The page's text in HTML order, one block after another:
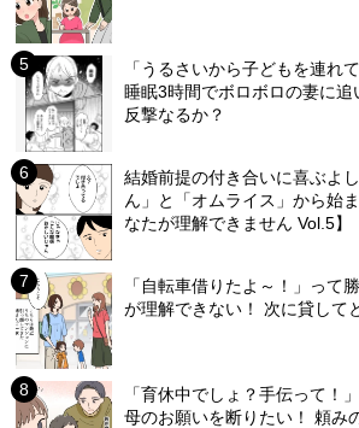
「うるさいから子どもを連れ
睡眠3時間でボロボロの妻に
反撃なるか？
結婚前提の付き合いに喜ぶよ
ん」と「オムライス」から始
なたが理解できません Vol.5】
「自転車借りたよ～！」って
が理解できない！ 次に貸して
「育休中でしょ？手伝って！
母のお願いを断りたい！ 頼み